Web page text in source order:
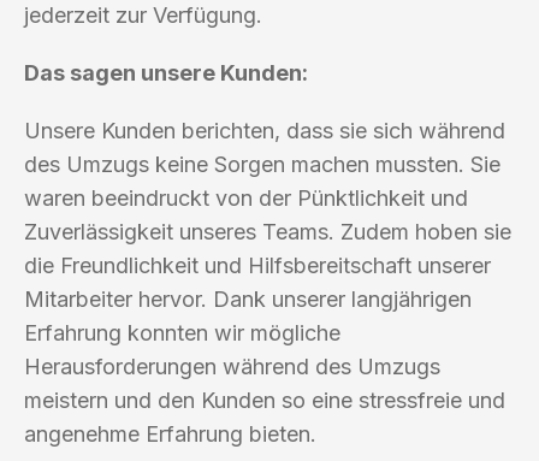
jederzeit zur Verfügung.
Das sagen unsere Kunden:
Unsere Kunden berichten, dass sie sich während
des Umzugs keine Sorgen machen mussten. Sie
waren beeindruckt von der Pünktlichkeit und
Zuverlässigkeit unseres Teams. Zudem hoben sie
die Freundlichkeit und Hilfsbereitschaft unserer
Mitarbeiter hervor. Dank unserer langjährigen
Erfahrung konnten wir mögliche
Herausforderungen während des Umzugs
meistern und den Kunden so eine stressfreie und
angenehme Erfahrung bieten.